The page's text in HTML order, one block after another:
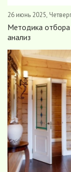
26 июнь 2025,
Методика отбора
анализ